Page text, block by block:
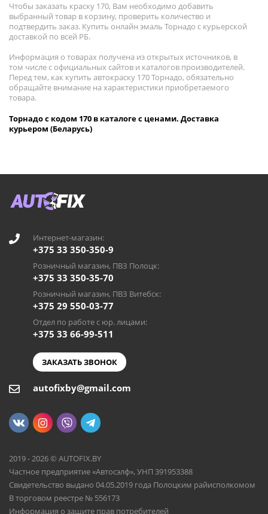
Чтобы заказать краску 170, Вам необходимо добавить
выбранный товар в корзину, проверить количество и
подтвердить заказ. Купить онлайн эмаль Торнадо с курьерской
доставкой по всей РБ.
Информация о товарах получена из открытых источников, в
том числе с официальных сайтов и каталогов производителей.
Перед тем, как купить автокраску 170 Торнадо, обязательно
обращайте внимание на характеристики приобретаемого
товара.
Торнадо с кодом 170 в каталоге с ценами. Доставка
курьером (Беларусь)
Интернет-магазин:
+375 33 350-350-9
Розничный магазин, ПВЗ Полоцк:
+375 33 350-35-70
Розничный магазин, ПВЗ Витебск:
+375 29 550-03-77
Отдел по работе с юр. лицами:
+375 33 66-99-511
ЗАКАЗАТЬ ЗВОНОК
autofixby@gmail.com
2019 - 2026 © AUTOFIX.BY
Частное предприятие «Автосэлф», УНП 391953388
Свидетельство выдано 04.05.2019 года Полоцким райисполкомом
В торговом реестре № 556173
Информация о защите прав потребителей